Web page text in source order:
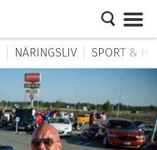
NÄRINGSLIV SPORT &